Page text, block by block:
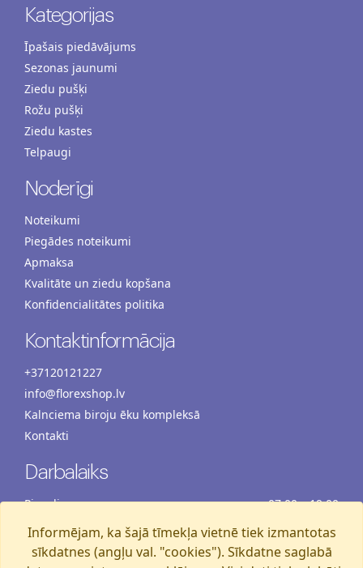
Kategorijas
Īpašais piedāvājums
Sezonas jaunumi
Ziedu pušķi
Rožu pušķi
Ziedu kastes
Telpaugi
Noderīgi
Noteikumi
Piegādes noteikumi
Apmaksa
Kvalitāte un ziedu kopšana
Konfidencialitātes politika
Kontaktinformācija
+37120121227
info@florexshop.lv
Kalnciema biroju ēku kompleksā
Kontakti
Darbalaiks
Pirmdiena
07:00 – 19:00
Otrdiena
07:00 – 19:00
Trešdiena
07:00 – 19:00
Informējam, ka šajā tīmekļa vietnē tiek izmantotas
sīkdatnes (angļu val. "cookies"). Sīkdatne saglabā